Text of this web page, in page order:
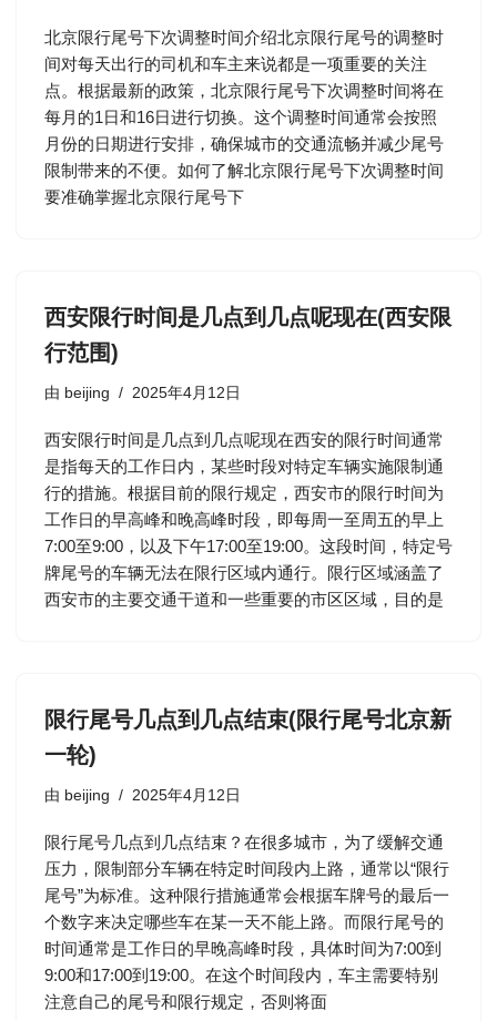
北京限行尾号下次调整时间介绍北京限行尾号的调整时
间对每天出行的司机和车主来说都是一项重要的关注
点。根据最新的政策，北京限行尾号下次调整时间将在
每月的1日和16日进行切换。这个调整时间通常会按照
月份的日期进行安排，确保城市的交通流畅并减少尾号
限制带来的不便。如何了解北京限行尾号下次调整时间
要准确掌握北京限行尾号下
西安限行时间是几点到几点呢现在(西安限
行范围)
由 beijing 2025年4月12日
西安限行时间是几点到几点呢现在西安的限行时间通常
是指每天的工作日内，某些时段对特定车辆实施限制通
行的措施。根据目前的限行规定，西安市的限行时间为
工作日的早高峰和晚高峰时段，即每周一至周五的早上
7:00至9:00，以及下午17:00至19:00。这段时间，特定号
牌尾号的车辆无法在限行区域内通行。限行区域涵盖了
西安市的主要交通干道和一些重要的市区区域，目的是
限行尾号几点到几点结束(限行尾号北京新
一轮)
由 beijing 2025年4月12日
限行尾号几点到几点结束？在很多城市，为了缓解交通
压力，限制部分车辆在特定时间段内上路，通常以“限行
尾号”为标准。这种限行措施通常会根据车牌号的最后一
个数字来决定哪些车在某一天不能上路。而限行尾号的
时间通常是工作日的早晚高峰时段，具体时间为7:00到
9:00和17:00到19:00。在这个时间段内，车主需要特别
注意自己的尾号和限行规定，否则将面